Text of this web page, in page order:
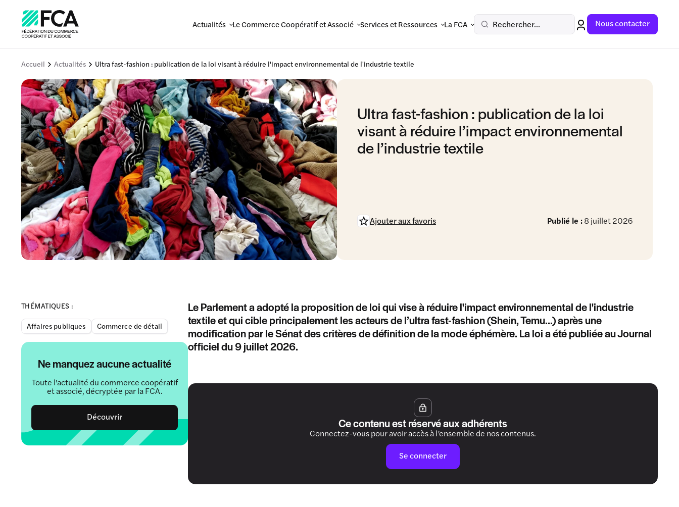
Actualités Le Commerce Coopératif et Associé Services et Ressources La FCA Rechercher... Nous contacter
Accueil Actualités Ultra fast-fashion : publication de la loi visant à réduire l'impact environnemental de l'industrie textile
Ultra fast-fashion : publication de la loi
visant à réduire l’impact environnemental
de l’industrie textile
Publié le :8 juillet 2026
Ajouter aux favoris
THÉMATIQUES :
Affaires publiques
Commerce de détail
Ne manquez aucune actualité
Toute l'actualité du commerce coopératif
et associé, décryptée par la FCA.
Découvrir
Le Parlement a adopté la proposition de loi qui vise à réduire l'impact environnemental de l'industrie
textile et qui cible principalement les acteurs de l’ultra fast-fashion (Shein, Temu...) après une
modification par le Sénat des critères de définition de la mode éphémère. La loi a été publiée au Journal
officiel du 9 juillet 2026.
Ce contenu est réservé aux adhérents
Connectez-vous pour avoir accès à l’ensemble de nos contenus.
Se connecter